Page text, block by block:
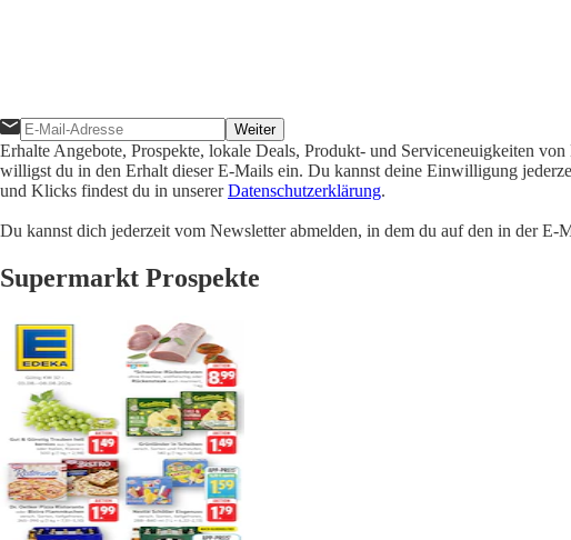
Weiter
Erhalte Angebote, Prospekte, lokale Deals, Produkt- und Serviceneuigkeiten
willigst du in den Erhalt dieser E-Mails ein. Du kannst deine Einwilligung
und Klicks findest du in unsererDatenschutzerklärung.
Du kannst dich jederzeit vom Newsletter abmelden, in dem du auf den in der
Supermarkt Prospekte